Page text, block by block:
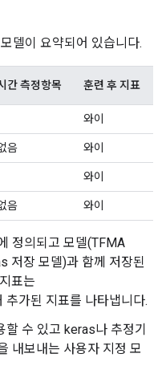
델이 요약되어 있습니다.
간 측정항목 훈련 후 지표
와이
음 와이
와이
음 와이
정의되고 모델(TFMA
저장 모델)과 함께 저장된
표는
추가된 지표를 나타냅니다.
수 있고 keras나 추정기
내보내는 사용자 지정 모